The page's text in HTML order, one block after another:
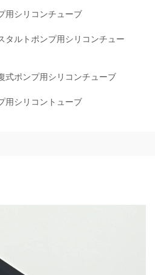
シリコンチューブ
タルトポンプ用シリコンチュー
ポンプ用シリコンチューブ
用シリコントューブ